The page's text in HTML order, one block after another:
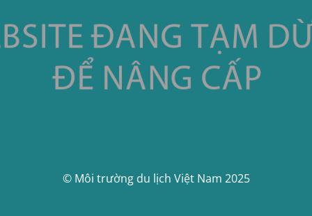
© Môi trường du lịch Việt Nam 2025